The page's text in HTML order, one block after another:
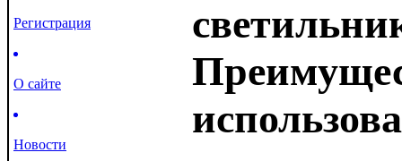
Регистрация
О сайте
Новости